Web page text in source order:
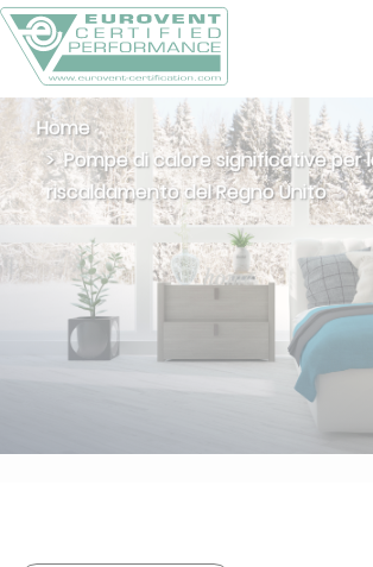
Home
Pompe di calore significative per
riscaldamento del Regno Unito